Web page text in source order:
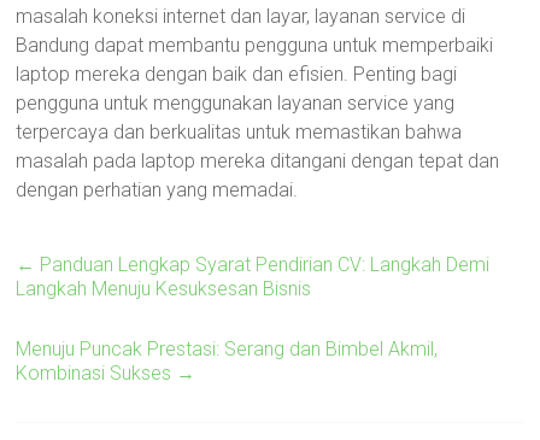
masalah koneksi internet dan layar, layanan service di
Bandung dapat membantu pengguna untuk memperbaiki
laptop mereka dengan baik dan efisien. Penting bagi
pengguna untuk menggunakan layanan service yang
terpercaya dan berkualitas untuk memastikan bahwa
masalah pada laptop mereka ditangani dengan tepat dan
dengan perhatian yang memadai.
← Panduan Lengkap Syarat Pendirian CV: Langkah Demi
Langkah Menuju Kesuksesan Bisnis
Menuju Puncak Prestasi: Serang dan Bimbel Akmil,
Kombinasi Sukses →